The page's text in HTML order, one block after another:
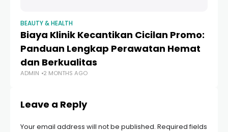
BEAUTY & HEALTH
Biaya Klinik Kecantikan Cicilan Promo:
Panduan Lengkap Perawatan Hemat
dan Berkualitas
ADMIN 2 MONTHS AGO
Leave a Reply
Your email address will not be published. Required fields